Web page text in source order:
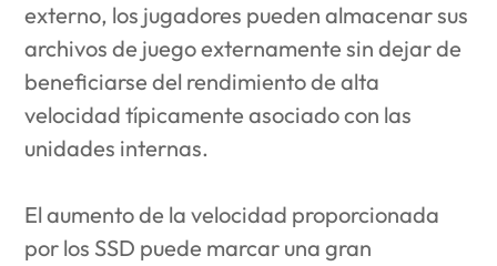
externo, los jugadores pueden almacenar sus
archivos de juego externamente sin dejar de
beneficiarse del rendimiento de alta
velocidad típicamente asociado con las
unidades internas.
El aumento de la velocidad proporcionada
por los SSD puede marcar una gran